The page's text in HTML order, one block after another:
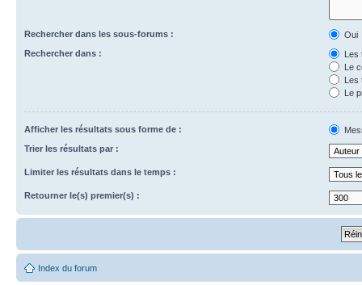
Rechercher dans les sous-forums :
Oui
Rechercher dans :
Les
Le
Les
Le
Afficher les résultats sous forme de :
Trier les résultats par :
Limiter les résultats dans le temps :
Retourner le(s) premier(s) :
Index du forum